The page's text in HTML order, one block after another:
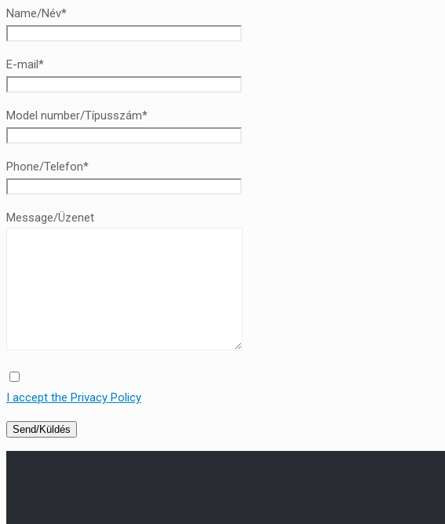
Name/Név*
E-mail*
Model number/Típusszám*
Phone/Telefon*
Message/Üzenet
I accept the Privacy Policy